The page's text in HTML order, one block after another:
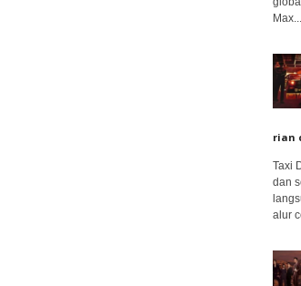
Max...
rian
Taxi
dan
alur